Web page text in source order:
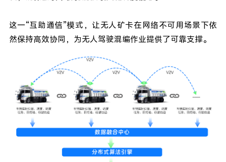
这一“互助通信”模式，让无人矿卡在网络不可用场景下依
然保持高效协同，为无人驾驶混编作业提供了可靠支撑。